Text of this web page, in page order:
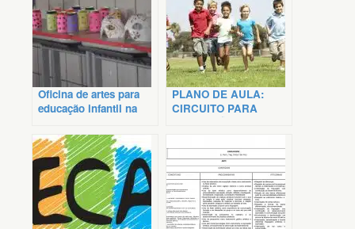
Oficina de artes para
educação infantil na
PLANO DE AULA:
CIRCUITO PARA
EDUCAÇÃO INFANTIL